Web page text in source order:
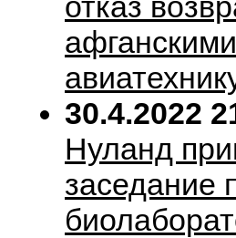
30.4.2022
Нуланд
заседание